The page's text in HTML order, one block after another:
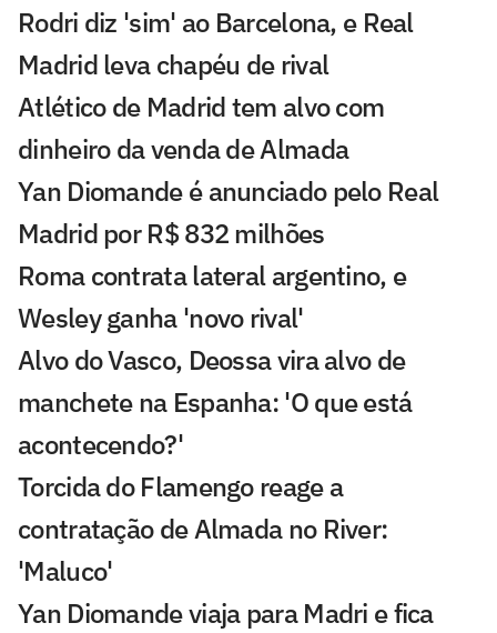
Rodri diz 'sim' ao Barcelona, e Real
Madrid leva chapéu de rival
Atlético de Madrid tem alvo com
dinheiro da venda de Almada
Yan Diomande é anunciado pelo Real
Madrid por R$ 832 milhões
Roma contrata lateral argentino, e
Wesley ganha 'novo rival'
Alvo do Vasco, Deossa vira alvo de
manchete na Espanha: 'O que está
acontecendo?'
Torcida do Flamengo reage a
contratação de Almada no River:
'Maluco'
Yan Diomande viaja para Madri e fica